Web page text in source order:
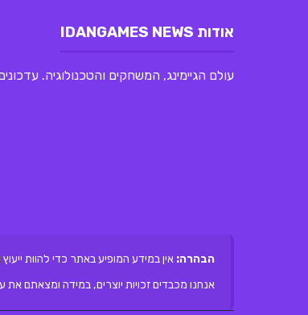
אודות IDANGAMES NEWS
עולם הגיימינג, המשחקים והטכנולוגיה.
הבהרה: אין במידע המופיע באתר כדי להוות
אנחנו מכבדים זכויות יוצרים, במידה ומצאתם